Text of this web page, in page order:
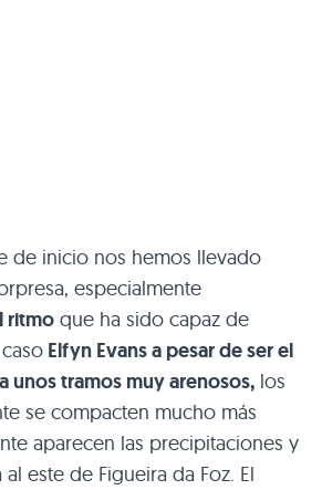
de inicio nos hemos llevado
especialmente
ritmo que ha sido capaz de
Elfyn Evans a pesar de ser el
unos tramos muy arenosos, los
se compacten mucho más
aparecen las precipitaciones y
este de Figueira da Foz. El